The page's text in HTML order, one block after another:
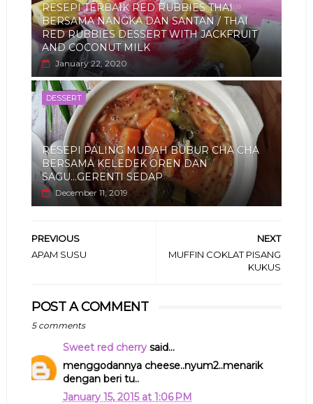
RESEPI TERBAIK RED RUBBIES THAI
BERSAMA NANGKA DAN SANTAN / THAI
RED RUBBIES DESSERT WITH JACKFRUIT
AND COCONUT MILK
January 22, 2020
DESSERT
RESEPI PALING MUDAH BUBUR CHA CHA
BERSAMA KELEDEK OREN DAN
SAGU...GERENTI SEDAP
December 11, 2019
NEXT
MUFFIN COKLAT PISANG
KUKUS
PREVIOUS
APAM SUSU
POST A COMMENT
5 comments
Sweet red cherrysaid...
menggodannya cheese..nyum2..menarik
dengan beri tu..
January 15, 2015 at 1:06 PM